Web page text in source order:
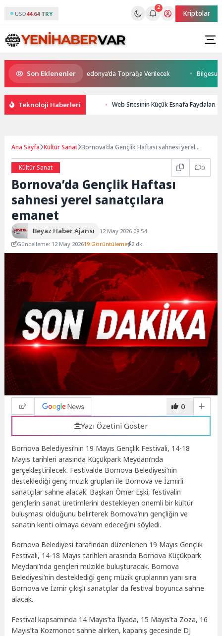
USD44.64 TRY
2
Kriptolar
Son Eklenenler
Kaybetti: Kuzey Makedonya’da Toprağa Verilecek Bilgesu
Teknoloji Haberleri Web Sitesinin Küçük Esnafa Faydaları
Ana Sayfa Kültür Sanat Bornova’da Gençlik Haftası sahnesi yerel
Kültür Sanat
0
Bornova’da Gençlik Haftası
sahnesi yerel sanatçılara
emanet
Beyaz Haber Ajansı
12 May 2026 08:54
Güncelleme: 12 May 202619 Görüntüleme 2 dk.
0
Yazı Özetini Göster
Bornova Belediyesi’nin 19 Mayıs Gençlik Festivali, 14-18
Mayıs tarihleri arasında Küçükpark Meydanı’nda
gerçekleştirilecek. Festivalde Bornova Belediyesi’nin
desteklediği genç müzik grupları ile Bornova ve İzmirli
sanatçılar sahne alacak. Başkan Ömer Eşki, festivalin
gençlerin sanat üretimlerini destekleyen önemli bir kültür
buluşması olduğunu belirterek Bornova’nın gençliğin ve
sanatın kenti olmaya devam edeceğini söyledi.
Bornova Belediyesi tarafından düzenlenen 19 Mayıs Gençlik
Festivali, 14-18 Mayıs tarihleri arasında Bornova Küçükpark
Meydanı’nda gençleri müzikle buluşturacak. Bornova
Belediyesi’nin desteklediği genç müzik gruplarının yanı sıra
Bornova ve İzmir çıkışlı sanatçılar da festival boyunca sahne
alacak.
Festival kapsamında 14 Mayıs’ta İlyada, 15 Mayıs’ta Zoza, 16
Mayıs’ta Kozmonot sahne alırken, kapanış gecesinde DJ